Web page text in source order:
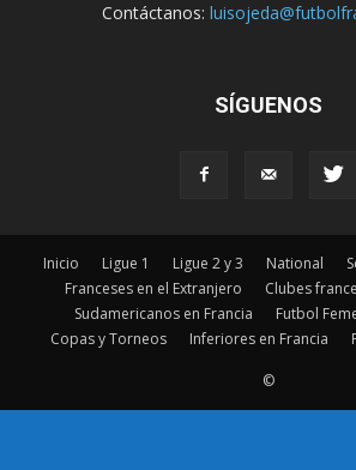
Contáctanos:
SÍGUENOS
Inicio Ligue 1 Ligue 2 y 3 National
Franceses en el Extranjero
Clubes
Sudamericanos en Francia
Futbol
Copas y Torneos
Inferiores en Francia
©